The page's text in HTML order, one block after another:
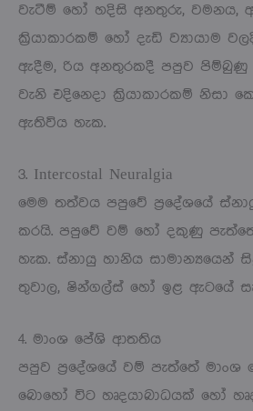
වැටීම් හෝ හදිසි අනතුරු, වමනය,
ක්‍රියාකාරකම් හෝ දැඩි ව්‍යායාම
ඇදීම, රිය අනතුරකදී පපුව පිම්බුණු
වැනි එදිනෙදා ක්‍රියාකාරකම් නිසා
ඇතිවිය හැක.
3. Intercostal Neuralgia
මෙම තත්වය පපුවේ ප්‍රදේශයේ
කරයි. පපුවේ වම් හෝ දකුණු
හැක. ස්නායු හානිය සාමාන්‍යයෙන්
තුවාල, ෂින්ගල්ස් හෝ ඉළ ඇටයේ
4. මාංශ පේශි ආතතිය
පපුව ප්‍රදේශයේ වම් පැත්තේ
බොහෝ විට හෘදයාබාධයක් හෝ